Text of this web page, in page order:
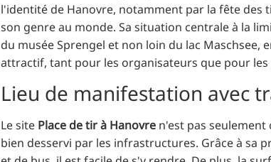
l'identité de Hanovre, notamment par la fête des
son genre au monde. Sa situation centrale à la
du musée Sprengel et non loin du lac Maschsee,
attractif, tant pour les organisateurs que pour les
Lieu de manifestation avec
Le site Place de tir à Hanovre n'est pas
bien desservi par les infrastructures. Grâce à sa